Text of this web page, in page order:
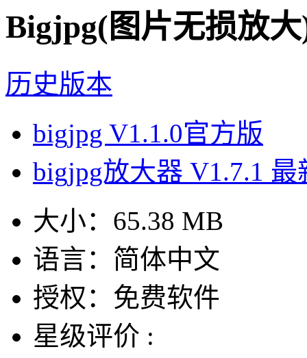
Bigjpg(图片无损放
历史版本
bigjpg V1.1.0官方版
bigjpg放大器 V1.7.1 最
大小： 65.38 MB
语言： 简体中文
授权： 免费软件
星级评价 :